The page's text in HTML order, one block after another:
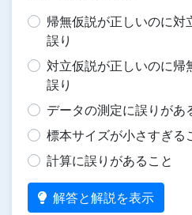
帰無仮説が正しいのに対
誤り
対立仮説が正しいのに帰
誤り
データの測定に誤りがあ
標本サイズが小さすぎる
計算に誤りがあること
解答と解説を表示